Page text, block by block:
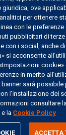
I MEDIA
NOI
PRIVATA - P.IVA
giuridica, ove
per ottenere
con le preferenze
pubblicitari di terze
con i social, anche
si acconsente
in merito
sarà possibile
l’installazione dei
consultare
e la Cookie Policy
ACCETTA